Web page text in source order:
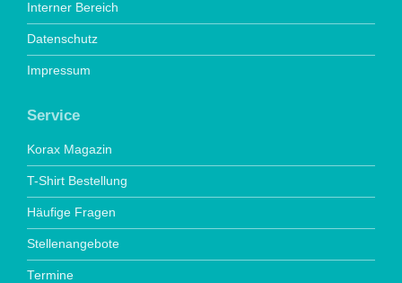
Interner Bereich
Datenschutz
Impressum
Service
Korax Magazin
T-Shirt Bestellung
Häufige Fragen
Stellenangebote
Termine